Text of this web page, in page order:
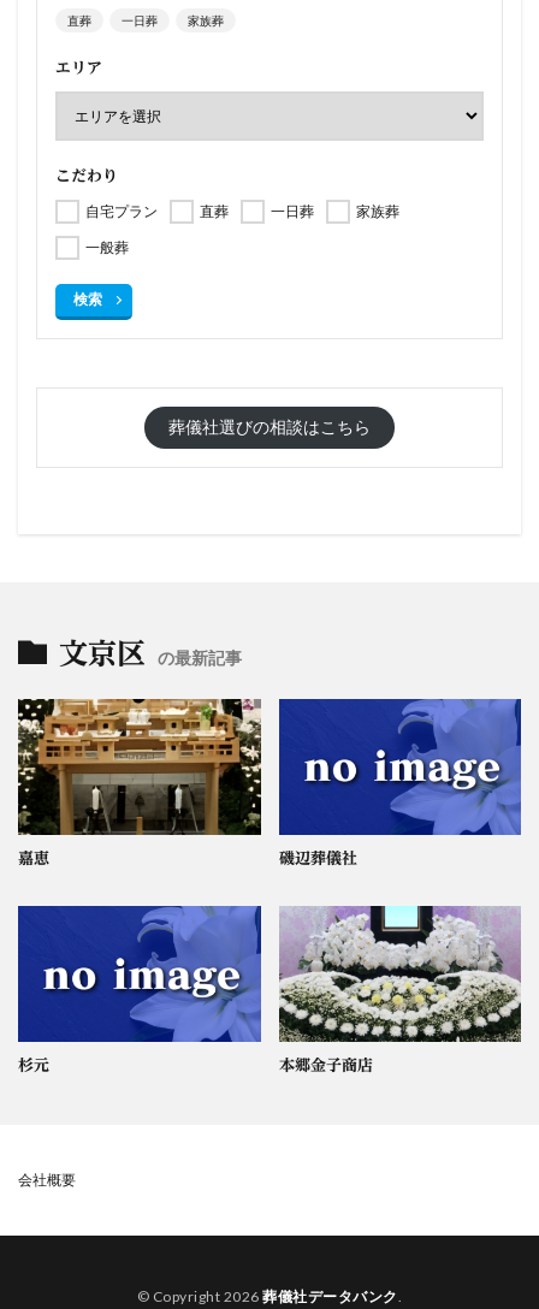
直葬 一日葬 家族葬
エリア
こだわり
自宅プラン 直葬 一日葬
家族葬
一般葬
検索
葬儀社選びの相談はこちら
文京区 の最新記事
嘉恵 磯辺葬儀社
杉元 本郷金子商店
会社概要
© Copyright 2026葬儀社データバンク.